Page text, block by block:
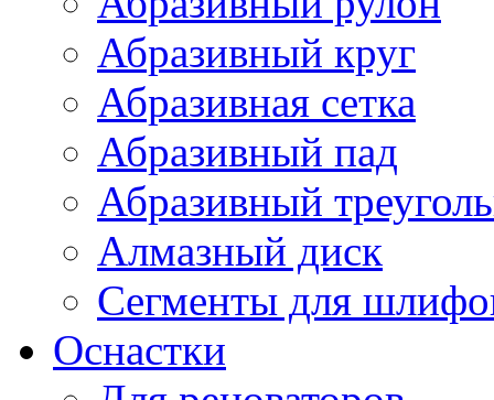
Абразивный круг
Абразивная сетка
Абразивный пад
Абразивный
Алмазный диск
Сегменты для
Оснастки